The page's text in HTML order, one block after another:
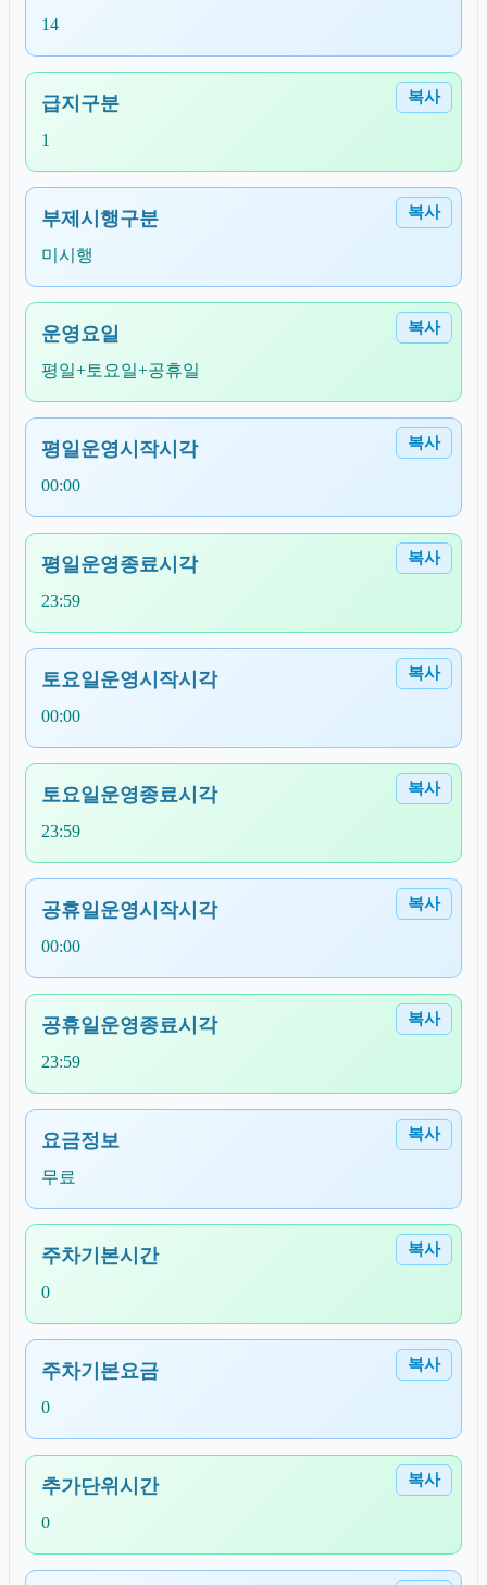
14
복사
급지구분
1
복사
부제시행구분
미시행
복사
운영요일
평일+토요일+공휴일
복사
평일운영시작시각
00:00
복사
평일운영종료시각
23:59
복사
토요일운영시작시각
00:00
복사
토요일운영종료시각
23:59
복사
공휴일운영시작시각
00:00
복사
공휴일운영종료시각
23:59
복사
요금정보
무료
복사
주차기본시간
0
복사
주차기본요금
0
복사
추가단위시간
0